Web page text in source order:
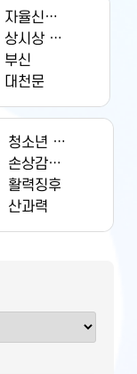
자율신경계
상시상 정맥동
부신
대천문
청소년 궐련 현재 흡연율
손상감시정보
활력징후
산과력